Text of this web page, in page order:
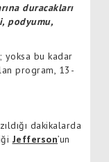
duracakları
podyumu,
yoksa bu kadar
program, 13-
dakikalarda
Jefferson’un